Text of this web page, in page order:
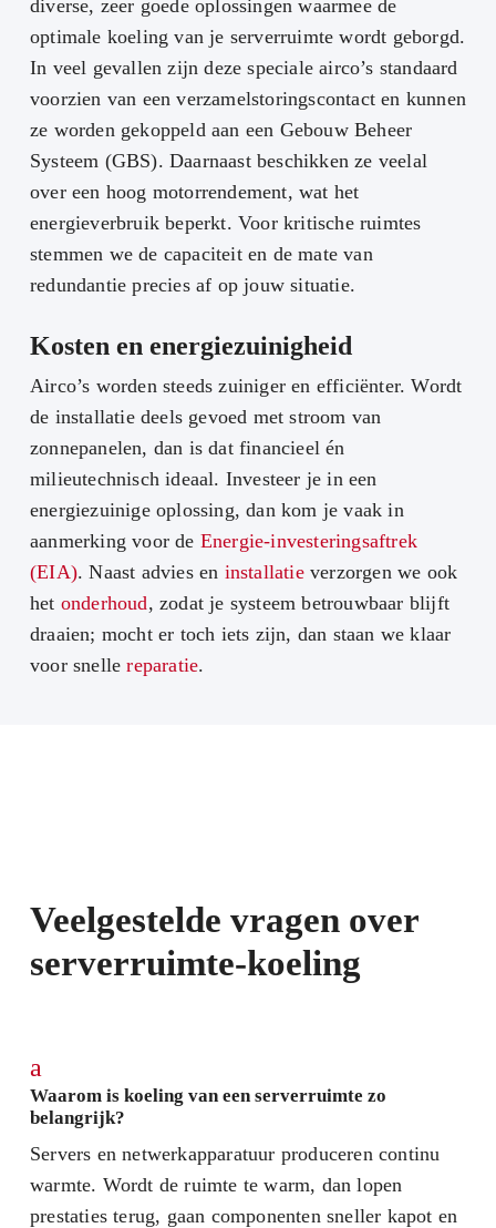
diverse, zeer goede oplossingen waarmee de
optimale koeling van je serverruimte wordt geborgd.
In veel gevallen zijn deze speciale airco’s standaard
voorzien van een verzamelstoringscontact en kunnen
ze worden gekoppeld aan een Gebouw Beheer
Systeem (GBS). Daarnaast beschikken ze veelal
over een hoog motorrendement, wat het
energieverbruik beperkt. Voor kritische ruimtes
stemmen we de capaciteit en de mate van
redundantie precies af op jouw situatie.
Kosten en energiezuinigheid
Airco’s worden steeds zuiniger en efficiënter. Wordt
de installatie deels gevoed met stroom van
zonnepanelen, dan is dat financieel én
milieutechnisch ideaal. Investeer je in een
energiezuinige oplossing, dan kom je vaak in
aanmerking voor de Energie-investeringsaftrek
(EIA). Naast advies en installatieverzorgen we ook
het onderhoud, zodat je systeem betrouwbaar blijft
draaien; mocht er toch iets zijn, dan staan we klaar
voor snellereparatie.
Veelgestelde vragen over
serverruimte-koeling
a
Waarom is koeling van een serverruimte zo
belangrijk?
Servers en netwerkapparatuur produceren continu
warmte. Wordt de ruimte te warm, dan lopen
prestaties terug, gaan componenten sneller kapot en